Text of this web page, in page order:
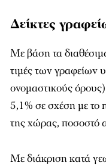
Δείκτες
Με βάση τα
τιμές των
ονομαστικούς
5,1% σε σχέση με το
της χώρας, ποσοστό
Με διάκριση κατά